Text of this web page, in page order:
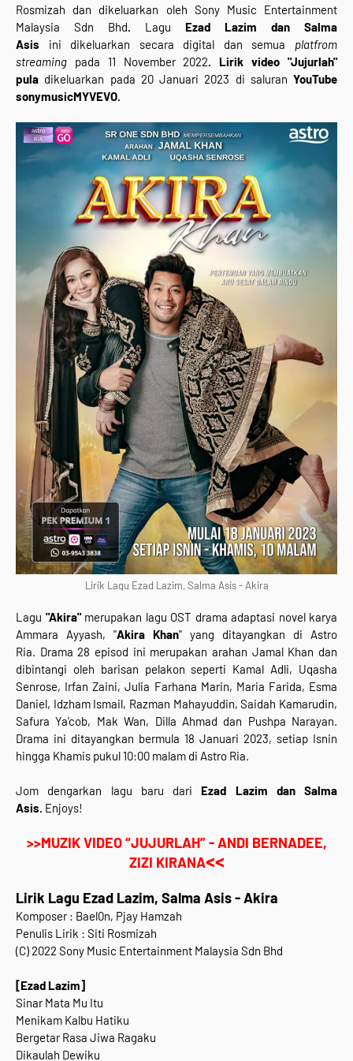
Rosmizah dan dikeluarkan oleh Sony Music Entertainment
Malaysia Sdn Bhd. Lagu Ezad Lazim dan Salma
Asis
ini dikeluarkan secara digital dan semua platfrom
streaming pada 11 November 2022. Lirik video "Jujurlah"
pula dikeluarkan pada 20 Januari 2023 di saluran YouTube
sonymusicMYVEVO.
Lirik Lagu Ezad Lazim, Salma Asis - Akira
Lagu "Akira"merupakan lagu OST drama adaptasi novel karya
Ammara Ayyash, "Akira Khan" yang ditayangkan di Astro
Ria. Drama 28 episod ini merupakan arahan Jamal Khan dan
dibintangi oleh barisan pelakon seperti Kamal Adli, Uqasha
Senrose, Irfan Zaini, Julia Farhana Marin, Maria Farida, Esma
Daniel, Idzham Ismail, Razman Mahayuddin, Saidah Kamarudin,
Safura Ya'cob, Mak Wan, Dilla Ahmad dan Pushpa Narayan.
Drama ini ditayangkan bermula 18 Januari 2023, setiap Isnin
hingga Khamis pukul 10:00 malam di Astro Ria.
Jom dengarkan lagu baru dari Ezad Lazim dan Salma
Asis. Enjoys!
>>MUZIK VIDEO “JUJURLAH” - ANDI BERNADEE,
ZIZI KIRANA<<
Lirik Lagu Ezad Lazim, Salma Asis - Akira
Komposer : Bael0n, Pjay Hamzah
Penulis Lirik : Siti Rosmizah
(C)2022 Sony Music Entertainment Malaysia Sdn Bhd
[Ezad Lazim]
Sinar Mata Mu Itu
Menikam Kalbu Hatiku
Bergetar Rasa Jiwa Ragaku
Dikaulah Dewiku